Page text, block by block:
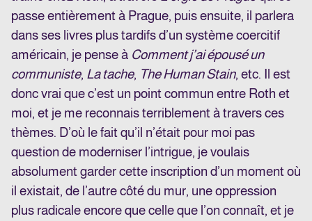
passe entièrement à Prague, puis ensuite, il parlera
dans ses livres plus tardifs d’un système coercitif
américain, je pense à Comment j’ai épousé un
communiste, La tache, The Human Stain, etc. Il est
donc vrai que c’est un point commun entre Roth et
moi, et je me reconnais terriblement à travers ces
thèmes. D’où le fait qu’il n’était pour moi pas
question de moderniser l’intrigue, je voulais
absolument garder cette inscription d’un moment où
il existait, de l’autre côté du mur, une oppression
plus radicale encore que celle que l’on connaît, et je